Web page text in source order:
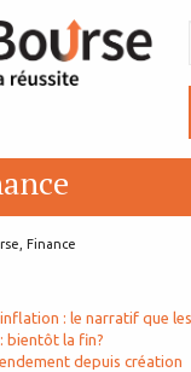
Finance
: le narratif que
bientôt la fin?
depuis création